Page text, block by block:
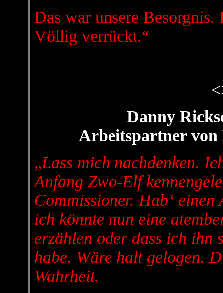
Das war unsere
Völlig verrückt.“
Danny
Arbeitspartner von
„Lass mich nachdenken.
Anfang Zwo-Elf
Commissioner. Hab‘ einen
ich könnte nun eine
erzählen oder dass ich ihn
habe. Wäre halt gelogen.
Wahrheit.